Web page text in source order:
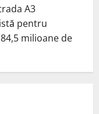
A3
pentru
milioane de